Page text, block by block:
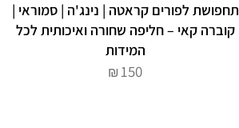
תחפושת לפורים קראטה | נינג'ה | סמוראי |
קוברה קאי – חליפה שחורה ואיכותית לכל
המידות
₪ 150